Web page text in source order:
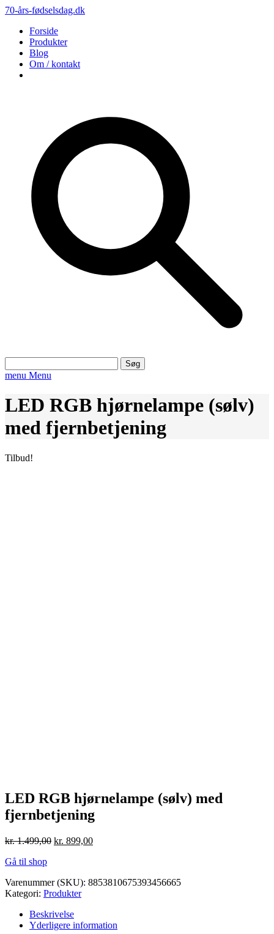
70-års-fødselsdag.dk
Forside
Produkter
Blog
Om / kontakt
efter:
menu Menu
LED RGB hjørnelampe (sølv)
med fjernbetjening
Tilbud!
LED RGB hjørnelampe (sølv) med
fjernbetjening
kr.1.499,00 Den
kr. 1.499,00.
kr. 899,00Den
kr. 899,00.
Gå til shop
Varenummer (SKU): 8853810675393456665
Kategori: Produkter
Beskrivelse
Yderligere information